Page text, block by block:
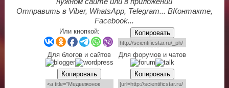
Отправить в Viber, WhatsApp, Telegram... ВКонтакте,
Facebook...
Или кнопкой: Копировать
Для блогов и сайтов Для форумов и чатов
Копировать Копировать